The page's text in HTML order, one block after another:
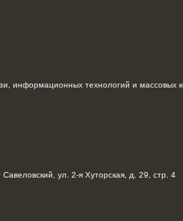
информационных технологий и
ул. 2-я Хуторская, д. 29, стр. 4